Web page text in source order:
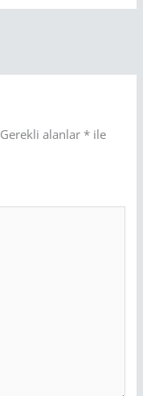
Gerekli alanlar * ile